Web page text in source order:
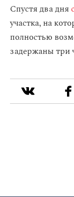
Спустя два дня
участка, на
полностью
задержаны три